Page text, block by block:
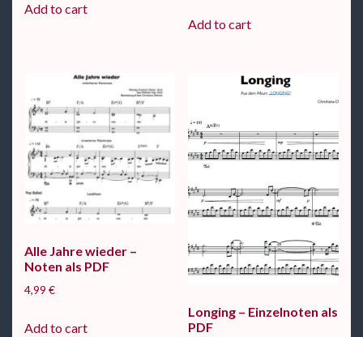
Add to cart
Add to cart
Alle Jahre wieder –
Noten als PDF
4,99 €
Add to cart
Longing – Einzelnoten als
PDF